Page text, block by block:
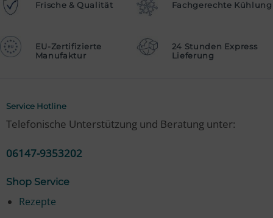
Frische & Qualität Fachgerechte Kühlung
EU-Zertifizierte
Manufaktur
24 Stunden Express
Lieferung
Service Hotline
Telefonische Unterstützung und Beratung unter:
06147-9353202
Shop Service
Rezepte